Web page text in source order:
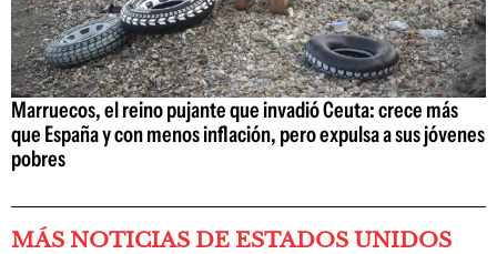
Marruecos, el reino pujante que invadió Ceuta: crece más
que España y con menos inflación, pero expulsa a sus jóvenes
pobres
MÁS NOTICIAS DE ESTADOS UNIDOS